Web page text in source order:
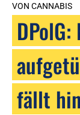
VON CANNABIS
fällt